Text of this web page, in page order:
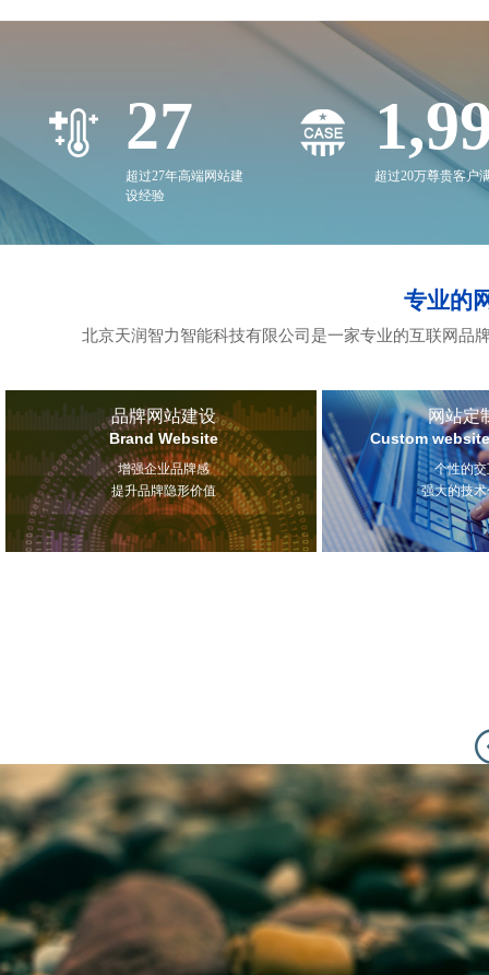
27
超过27年高端网站建
设经验
超过20万尊贵客户
专业的
北京天润智力智能科技有限公司是一家专业的互联网品
品牌网站建设
Brand Website
增强企业品牌感
提升品牌隐形价值
网站定
Custom
个性的
强大的技